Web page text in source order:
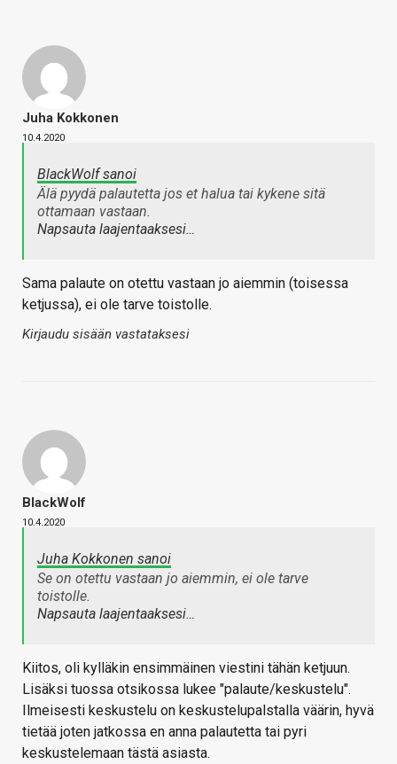
Juha Kokkonen
10.4.2020
BlackWolf sanoi
Älä pyydä palautetta jos et halua tai kykene sitä
ottamaan vastaan.
Napsauta laajentaaksesi…
Sama palaute on otettu vastaan jo aiemmin (toisessa
ketjussa), ei ole tarve toistolle.
Kirjaudu sisään vastataksesi
BlackWolf
10.4.2020
Juha Kokkonen sanoi
Se on otettu vastaan jo aiemmin, ei ole tarve
toistolle.
Napsauta laajentaaksesi…
Kiitos, oli kylläkin ensimmäinen viestini tähän ketjuun.
Lisäksi tuossa otsikossa lukee "palaute/keskustelu".
Ilmeisesti keskustelu on keskustelupalstalla väärin, hyvä
tietää joten jatkossa en anna palautetta tai pyri
keskustelemaan tästä asiasta.